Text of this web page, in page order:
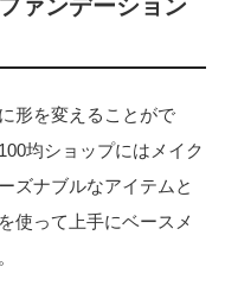
ァンデーション
形を変えることがで
均ショップにはメイク
ズナブルなアイテムと
使って上手にベースメ